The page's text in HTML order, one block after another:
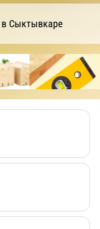
Сыктывкаре